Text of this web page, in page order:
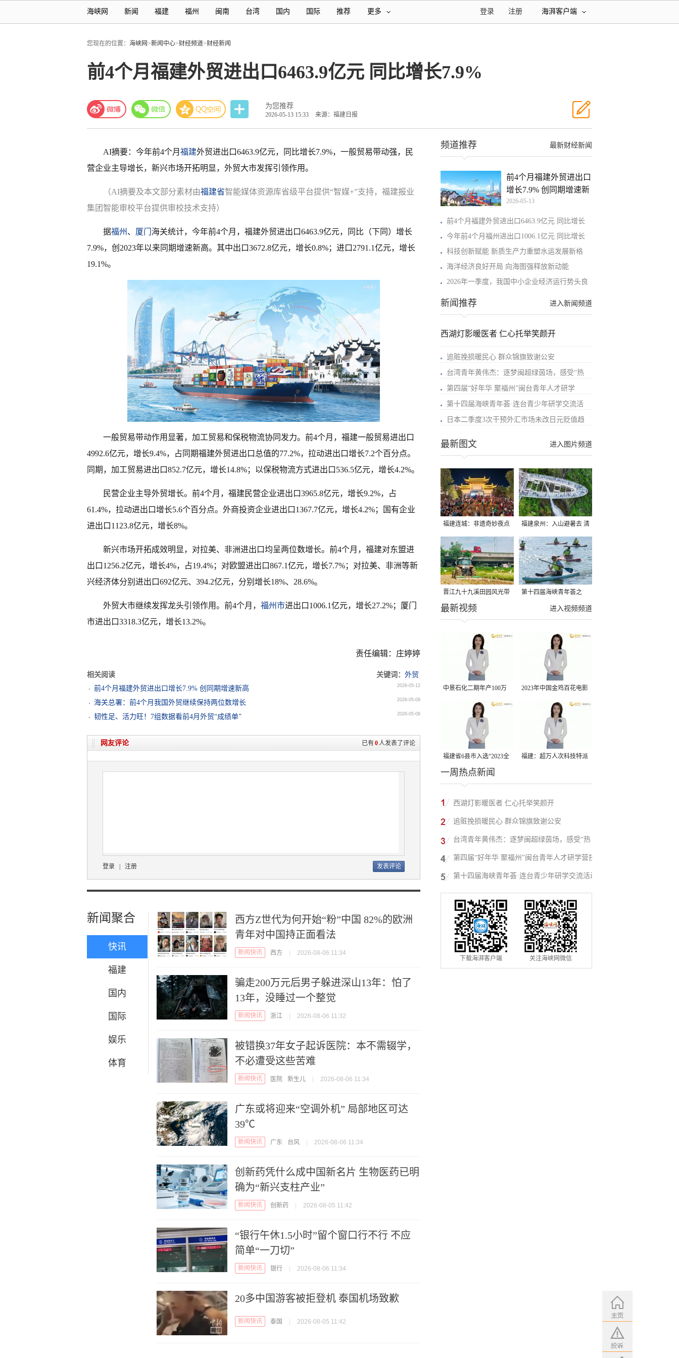
海峡网 新闻 福建 福州 闽南 台湾 国内 国际 推荐 更多 海湃客户端
注册
登录
您现在的位置： 海峡网>新闻中心>财经频道>财经新闻
前4个月福建外贸进出口6463.9亿元 同比增长7.9%
为您推荐
2026-05-13 15:33 来源：福建日报
AI摘要：今年前4个月 福建外贸进出口6463.9亿元，同比增长7.9%，一般贸易带动强，民
营企业主导增长，新兴市场开拓明显，外贸大市发挥引领作用。
（AI摘要及本文部分素材由福建省智能媒体资源库省级平台提供“智媒+”支持，福建报业
集团智能审校平台提供审校技术支持）
据福州 、 厦门 海关统计，今年前4个月，福建外贸进出口6463.9亿元，同比（下同）增长
7.9%，创2023年以来同期增速新高。其中出口3672.8亿元，增长0.8%；进口2791.1亿元，增长
19.1%。
一般贸易带动作用显著，加工贸易和保税物流协同发力。前4个月，福建一般贸易进出口
4992.6亿元，增长9.4%，占同期福建外贸进出口总值的77.2%，拉动进出口增长7.2个百分点。
同期，加工贸易进出口852.7亿元，增长14.8%；以保税物流方式进出口536.5亿元，增长4.2%。
民营企业主导外贸增长。前4个月，福建民营企业进出口3965.8亿元，增长9.2%，占
61.4%，拉动进出口增长5.6个百分点。外商投资企业进出口1367.7亿元，增长4.2%；国有企业
进出口1123.8亿元，增长8%。
新兴市场开拓成效明显，对拉美、非洲进出口均呈两位数增长。前4个月，福建对东盟进
出口1256.2亿元，增长4%，占19.4%；对欧盟进出口867.1亿元，增长7.7%；对拉美、非洲等新
兴经济体分别进出口692亿元、394.2亿元，分别增长18%、28.6%。
外贸大市继续发挥龙头引领作用。前4个月， 福州市进出口1006.1亿元，增长27.2%；厦门
市进出口3318.3亿元，增长13.2%。
责任编辑：庄婷婷
相关阅读 关键词： 外贸
前4个月福建外贸进出口增长7.9% 创同期增速新高
2026-05-12
海关总署：前4个月我国外贸继续保持两位数增长 2026-05-09
韧性足、活力旺！7组数据看前4月外贸“成绩单” 2026-05-09
已有0人发表了评论
网友评论
登录 | 注册
新闻聚合
快讯
福建
国内
国际
娱乐
体育
西方Z世代为何开始“粉”中国 82%的欧洲
青年对中国持正面看法
新闻快讯 西方 | 2026-08-06 11:34
骗走200万元后男子躲进深山13年：怕了
13年，没睡过一个整觉
新闻快讯 浙江 | 2026-08-06 11:32
被错换37年女子起诉医院：本不需辍学，
不必遭受这些苦难
新闻快讯 医院 新生儿 | 2026-08-06 11:34
广东或将迎来“空调外机” 局部地区可达
39℃
新闻快讯 广东 台风 | 2026-08-06 11:34
创新药凭什么成中国新名片 生物医药已明
确为“新兴支柱产业”
新闻快讯 创新药 | 2026-08-05 11:42
“银行午休1.5小时”留个窗口行不行 不应
简单“一刀切”
新闻快讯 银行 | 2026-08-06 11:34
20多中国游客被拒登机 泰国机场致歉
新闻快讯 泰国 | 2026-08-05 11:42
最新财经新闻
频道推荐
前4个月福建外贸进出口
增长7.9% 创同期增速新
2026-05-13
前4个月福建外贸进出口6463.9亿元 同比增长
今年前4个月福州进出口1006.1亿元 同比增长
科技创新赋能 新质生产力重塑水运发展新格
海洋经济良好开局 向海图强释放新动能
2026年一季度，我国中小企业经济运行势头良
进入新闻频道
新闻推荐
西湖灯影暖医者 仁心托举笑颜开
追赃挽损暖民心 群众锦旗致谢公安
台湾青年黄伟杰：逐梦闽超绿茵场，感受“热
第四届“好年华 聚福州”闽台青年人才研学
第十四届海峡青年荟·连台青少年研学交流活
日本二季度3次干预外汇市场未改日元贬值趋
进入图片频道
最新图文
福建连城：非遗奇妙夜点
亮夏夜
福建泉州：入山避暑去 清
凉好惬意
晋江九十九溪田园风光带
千亩早稻迎来成熟收割季
第十四届海峡青年荟之
2026榕台青年大学生水上
进入视频频道
最新视频
中景石化二期年产100万
吨丙烷脱氢项目建成中交
2023年中国金鸡百花电影
节有福电影巡展31日启动
福建省6县市入选“2023全
国县域发展潜力百强县”
福建：超万人次科技特派
一周热点新闻
西湖灯影暖医者 仁心托举笑颜开
追赃挽损暖民心 群众锦旗致谢公安
台湾青年黄伟杰：逐梦闽超绿茵场，感受“热
血”与温情
第四届“好年华 聚福州”闽台青年人才研学营技
术成果项目路演在榕举办
第十四届海峡青年荟·连台青少年研学交流活动
在福州启航
下载海湃客户端 关注海峡网微信